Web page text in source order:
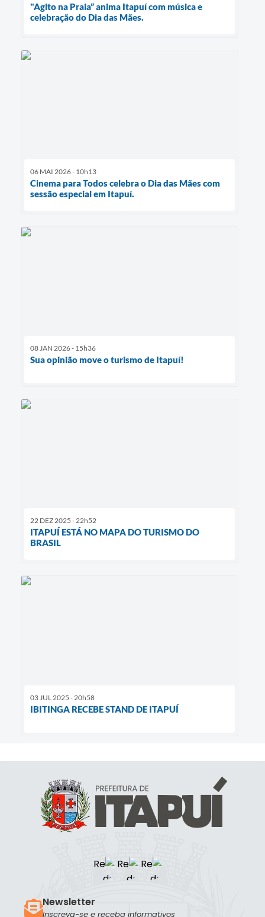
"Agito na Praia” anima Itapuí com música e
celebração do Dia das Mães.
06 MAI 2026 - 10h13
Cinema para Todos celebra o Dia das Mães com
sessão especial em Itapuí.
08 JAN 2026 - 15h36
Sua opinião move o turismo de Itapuí!
22 DEZ 2025 - 22h52
ITAPUÍ ESTÁ NO MAPA DO TURISMO DO
BRASIL
03 JUL 2025 - 20h58
IBITINGA RECEBE STAND DE ITAPUÍ
Newsletter
Inscreva-se e receba informativos